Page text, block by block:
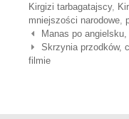
Kirgizi tarbagatajscy,
mniejszości narodowe,
Nawigacja wpisów
Manas po
Skrzynia przodków,
filmie